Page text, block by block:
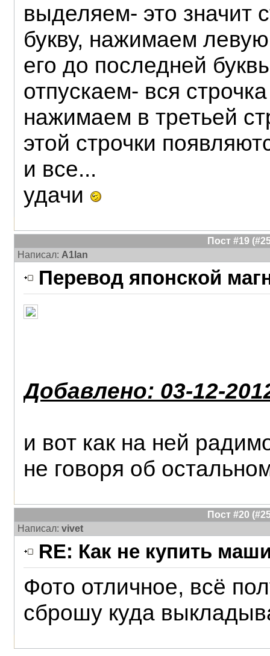
выделяем- это значит
букву, нажимаем
его до последней
отпускаем- вся
нажимаем в третьей
этой строчки
и все...
удачи
Пост #19
Написал: A1lan
Перевод японской
Добавлено: 03-12-
и вот как на ней
не говоря об
Пост #20
Написал: vivet
RE: Как не купить
Фото отличное, всё
сброшу куда